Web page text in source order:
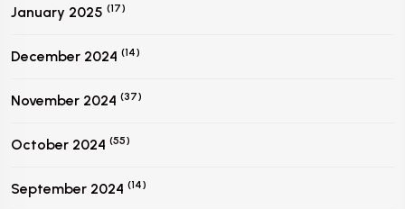
January 2025 (17)
December 2024 (14)
November 2024 (37)
October 2024 (55)
September 2024 (14)